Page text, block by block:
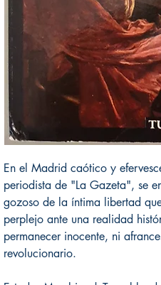
En el Madrid caótico y
periodista de "La Gazeta", se
gozoso de la íntima libertad
perplejo ante una realidad
permanecer inocente, ni
revolucionario.